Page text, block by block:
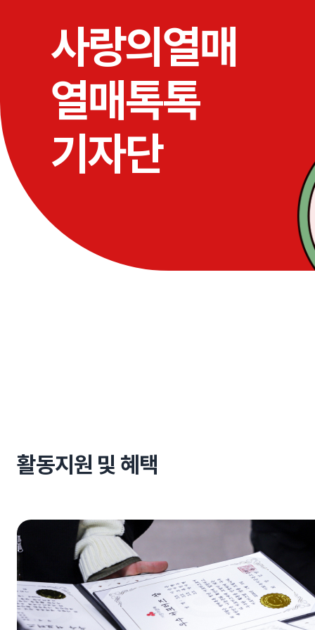
사랑의열매
열매톡톡
기자단
활동지원 및 혜택